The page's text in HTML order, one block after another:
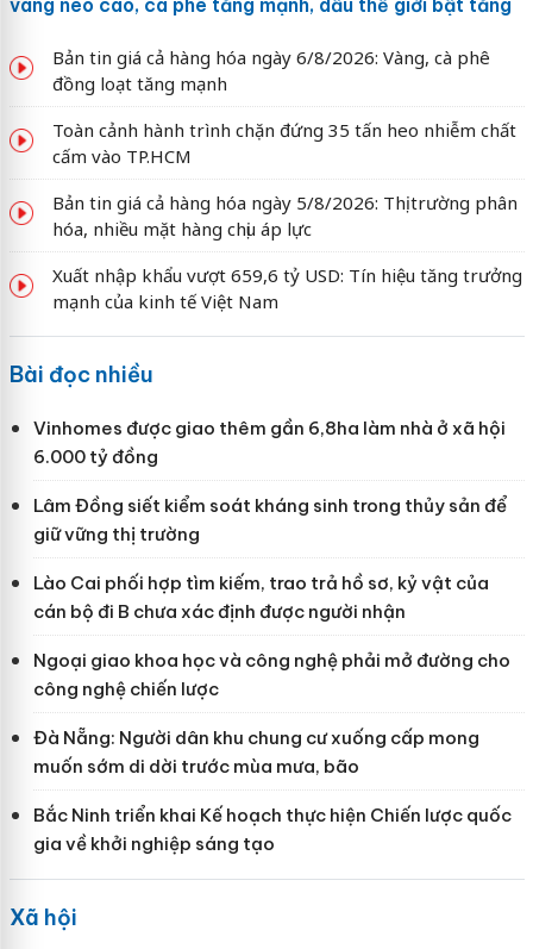
vàng neo cao, cà phê tăng mạnh, dầu thế giới bật tăng
Bản tin giá cả hàng hóa ngày 6/8/2026: Vàng, cà phê
đồng loạt tăng mạnh
Toàn cảnh hành trình chặn đứng 35 tấn heo nhiễm chất
cấm vào TP.HCM
Bản tin giá cả hàng hóa ngày 5/8/2026: Thị trường phân
hóa, nhiều mặt hàng chịu áp lực
Xuất nhập khẩu vượt 659,6 tỷ USD: Tín hiệu tăng trưởng
mạnh của kinh tế Việt Nam
Bài đọc nhiều
Vinhomes được giao thêm gần 6,8ha làm nhà ở xã hội
6.000 tỷ đồng
Lâm Đồng siết kiểm soát kháng sinh trong thủy sản để
giữ vững thị trường
Lào Cai phối hợp tìm kiếm, trao trả hồ sơ, kỷ vật của
cán bộ đi B chưa xác định được người nhận
Ngoại giao khoa học và công nghệ phải mở đường cho
công nghệ chiến lược
Đà Nẵng: Người dân khu chung cư xuống cấp mong
muốn sớm di dời trước mùa mưa, bão
Bắc Ninh triển khai Kế hoạch thực hiện Chiến lược quốc
gia về khởi nghiệp sáng tạo
Xã hội